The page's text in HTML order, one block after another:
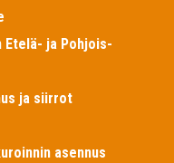
Etelä- ja Pohjois-
ja siirrot
asennus